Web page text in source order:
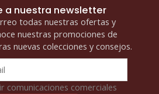
a nuestra newsletter
todas nuestras ofertas y
nuestras promociones de
nuevas colecciones y consejos.
comunicaciones comerciales